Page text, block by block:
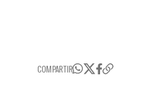
COMPARTIR